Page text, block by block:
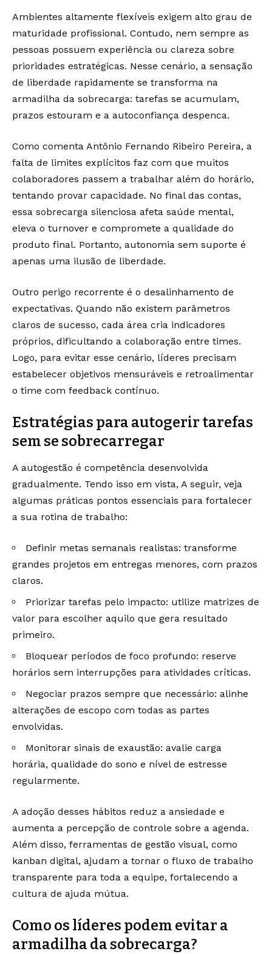
Ambientes altamente flexíveis exigem alto grau de
maturidade profissional. Contudo, nem sempre as
pessoas possuem experiência ou clareza sobre
prioridades estratégicas. Nesse cenário, a sensação
de liberdade rapidamente se transforma na
armadilha da sobrecarga: tarefas se acumulam,
prazos estouram e a autoconfiança despenca.
Como comenta Antônio Fernando Ribeiro Pereira, a
falta de limites explícitos faz com que muitos
colaboradores passem a trabalhar além do horário,
tentando provar capacidade. No final das contas,
essa sobrecarga silenciosa afeta saúde mental,
eleva o turnover e compromete a qualidade do
produto final. Portanto, autonomia sem suporte é
apenas uma ilusão de liberdade.
Outro perigo recorrente é o desalinhamento de
expectativas. Quando não existem parâmetros
claros de sucesso, cada área cria indicadores
próprios, dificultando a colaboração entre times.
Logo, para evitar esse cenário, líderes precisam
estabelecer objetivos mensuráveis e retroalimentar
o time com feedback contínuo.
Estratégias para autogerir tarefas
sem se sobrecarregar
A autogestão é competência desenvolvida
gradualmente. Tendo isso em vista, A seguir, veja
algumas práticas pontos essenciais para fortalecer
a sua rotina de trabalho:
Definir metas semanais realistas: transforme
grandes projetos em entregas menores, com prazos
claros.
Priorizar tarefas pelo impacto: utilize matrizes de
valor para escolher aquilo que gera resultado
primeiro.
Bloquear períodos de foco profundo: reserve
horários sem interrupções para atividades críticas.
Negociar prazos sempre que necessário: alinhe
alterações de escopo com todas as partes
envolvidas.
Monitorar sinais de exaustão: avalie carga
horária, qualidade do sono e nível de estresse
regularmente.
A adoção desses hábitos reduz a ansiedade e
aumenta a percepção de controle sobre a agenda.
Além disso, ferramentas de gestão visual, como
kanban digital, ajudam a tornar o fluxo de trabalho
transparente para toda a equipe, fortalecendo a
cultura de ajuda mútua.
Como os líderes podem evitar a
armadilha da sobrecarga?